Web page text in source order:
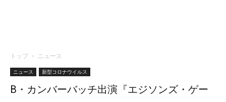
トップ ニュース
ニュース 新型コロナウイルス
B・カンバーバッチ出演『エジソンズ・ゲー